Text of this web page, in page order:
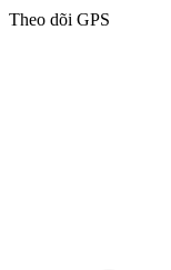
Theo dõi GPS